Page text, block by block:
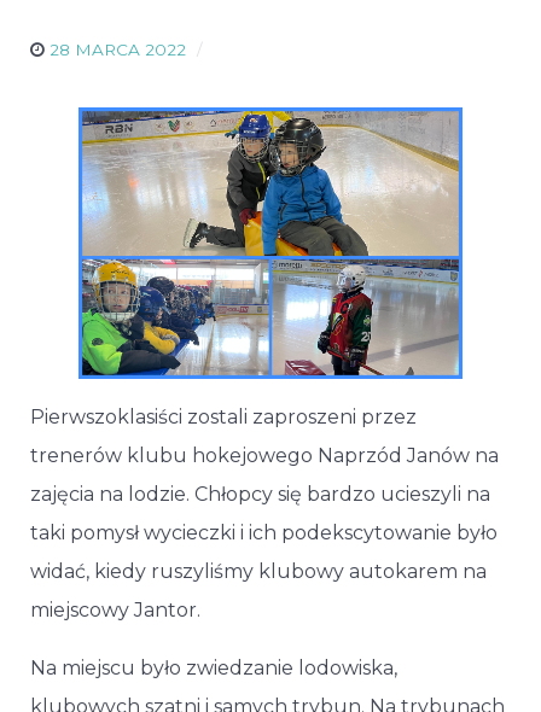
28 MARCA 2022
Pierwszoklasiści zostali zaproszeni przez
trenerów klubu hokejowego Naprzód Janów na
zajęcia na lodzie. Chłopcy się bardzo ucieszyli na
taki pomysł wycieczki i ich podekscytowanie było
widać, kiedy ruszyliśmy klubowy autokarem na
miejscowy Jantor.
Na miejscu było zwiedzanie lodowiska,
klubowych szatni i samych trybun. Na trybunach